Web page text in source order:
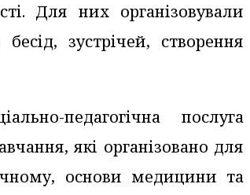
Для них організовували
зустрічей, створення
педагогічна послуга
які організовано для
основи медицини та